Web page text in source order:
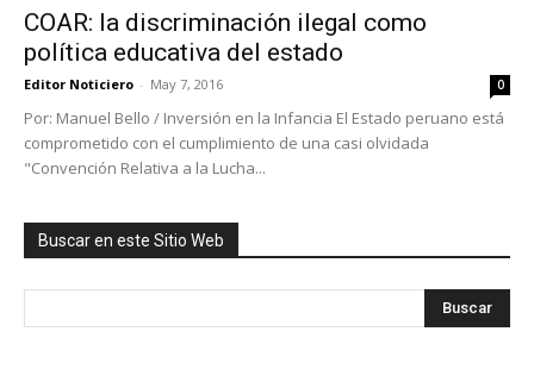
COAR: la discriminación ilegal como
política educativa del estado
Editor Noticiero - May 7, 2016 0
Por: Manuel Bello / Inversión en la Infancia El Estado peruano está
comprometido con el cumplimiento de una casi olvidada
"Convención Relativa a la Lucha...
Buscar en este Sitio Web